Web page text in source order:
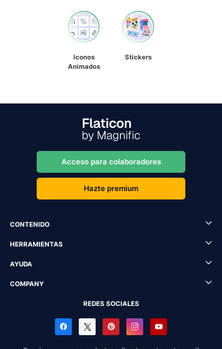
Iconos
Animados
Stickers
Acceso para colaboradores
Hazte premium
CONTENIDO
HERRAMIENTAS
AYUDA
COMPANY
REDES SOCIALES